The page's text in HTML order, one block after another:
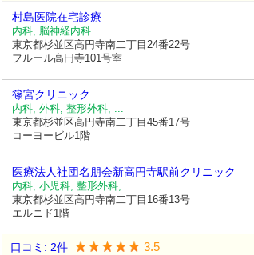
村島医院在宅診療
内科, 脳神経内科
東京都杉並区高円寺南二丁目24番22号
フルール高円寺101号室
篠宮クリニック
内科, 外科, 整形外科, ...
東京都杉並区高円寺南二丁目45番17号
コーヨービル1階
医療法人社団名朋会新高円寺駅前クリニック
内科, 小児科, 整形外科, ...
東京都杉並区高円寺南二丁目16番13号
エルニド1階
口コミ: 2件 3.5